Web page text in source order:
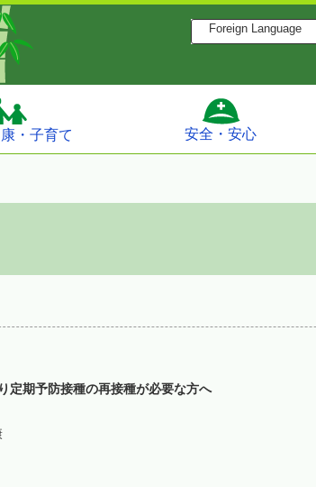
Foreign Language
・子育て 安全・安心
定期予防接種の再接種が必要な方へ